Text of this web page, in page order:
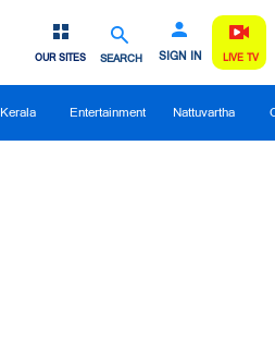
SEARCH SIGN IN
OUR SITES LIVE TV
Kerala Entertainment Nattuvartha